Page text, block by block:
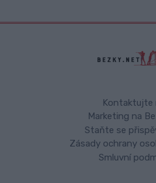
Kontaktujte
Marketing na
Staňte se
Zásady ochrany
Smluvní